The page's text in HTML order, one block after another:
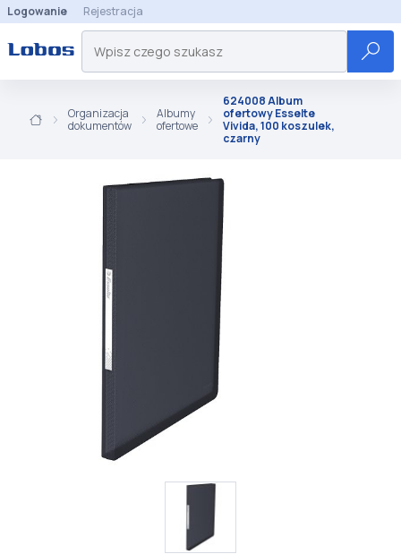
Logowanie Rejestracja
Organizacja
dokumentów
Albumy
ofertowe
624008 Album
ofertowy Esselte
Vivida, 100 koszulek,
czarny